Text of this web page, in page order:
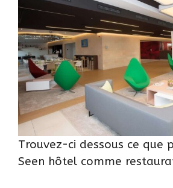
Trouvez-ci dessous ce que
Seen hôtel comme